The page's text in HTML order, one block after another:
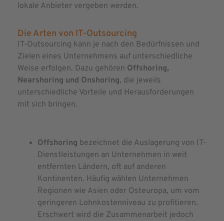
lokale Anbieter vergeben werden.
Die Arten von IT-Outsourcing
IT-Outsourcing kann je nach den Bedürfnissen und
Zielen eines Unternehmens auf unterschiedliche
Weise erfolgen. Dazu gehören Offshoring,
Nearshoring und Onshoring, die jeweils
unterschiedliche Vorteile und Herausforderungen
mit sich bringen.
Offshoring bezeichnet die Auslagerung von IT-
Dienstleistungen an Unternehmen in weit
entfernten Ländern, oft auf anderen
Kontinenten. Häufig wählen Unternehmen
Regionen wie Asien oder Osteuropa, um vom
geringeren Lohnkostenniveau zu profitieren.
Erschwert wird die Zusammenarbeit jedoch